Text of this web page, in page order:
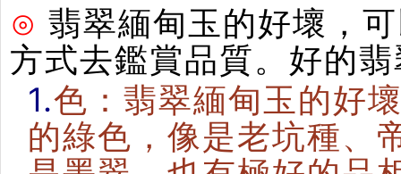
⊙ 翡翠緬甸玉的好壞，
方式去鑑賞品質。好的
1.色：翡翠緬甸玉的好
的綠色，像是老坑種、